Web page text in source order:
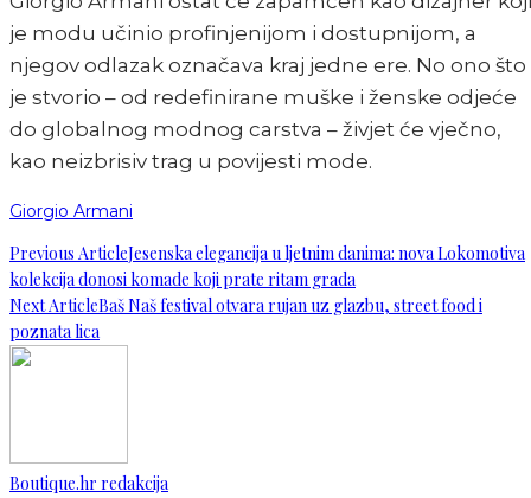
je modu učinio profinjenijom i dostupnijom, a
njegov odlazak označava kraj jedne ere. No ono što
je stvorio – od redefinirane muške i ženske odjeće
do globalnog modnog carstva – živjet će vječno,
kao neizbrisiv trag u povijesti mode.
Giorgio Armani
Previous ArticleJesenska elegancija u ljetnim danima: nova Lokomotiva
kolekcija donosi komade koji prate ritam grada
Next ArticleBaš Naš festival otvara rujan uz glazbu, street food i
poznata lica
Boutique.hr redakcija